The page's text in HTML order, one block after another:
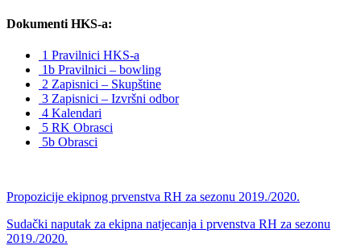
Dokumenti HKS-a:
1 Pravilnici HKS-a
1b Pravilnici – bowling
2 Zapisnici – Skupštine
3 Zapisnici – Izvršni odbor
4 Kalendari
5 RK Obrasci
5b Obrasci
Propozicije ekipnog prvenstva RH za sezonu 2019./2020.
Sudački naputak za ekipna natjecanja i prvenstva RH za sezonu
2019./2020.